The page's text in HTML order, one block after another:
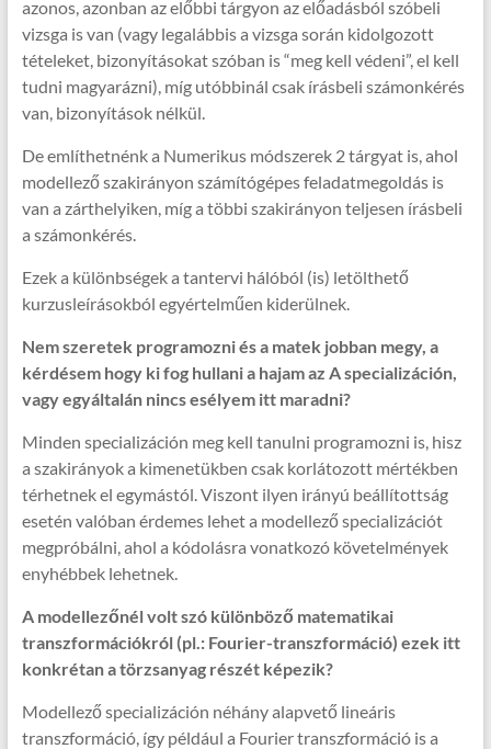
azonos, azonban az előbbi tárgyon az előadásból szóbeli
vizsga is van (vagy legalábbis a vizsga során kidolgozott
tételeket, bizonyításokat szóban is “meg kell védeni”, el kell
tudni magyarázni), míg utóbbinál csak írásbeli számonkérés
van, bizonyítások nélkül.
De említhetnénk a Numerikus módszerek 2 tárgyat is, ahol
modellező szakirányon számítógépes feladatmegoldás is
van a zárthelyiken, míg a többi szakirányon teljesen írásbeli
a számonkérés.
Ezek a különbségek a tantervi hálóból (is) letölthető
kurzusleírásokból egyértelműen kiderülnek.
Nem szeretek programozni és a matek jobban megy, a
kérdésem hogy ki fog hullani a hajam az A specializáción,
vagy egyáltalán nincs esélyem itt maradni?
Minden specializáción meg kell tanulni programozni is, hisz
a szakirányok a kimenetükben csak korlátozott mértékben
térhetnek el egymástól. Viszont ilyen irányú beállítottság
esetén valóban érdemes lehet a modellező specializációt
megpróbálni, ahol a kódolásra vonatkozó követelmények
enyhébbek lehetnek.
A modellezőnél volt szó különböző matematikai
transzformációkról (pl.: Fourier-transzformáció) ezek itt
konkrétan a törzsanyag részét képezik?
Modellező specializáción néhány alapvető lineáris
transzformáció, így például a Fourier transzformáció is a